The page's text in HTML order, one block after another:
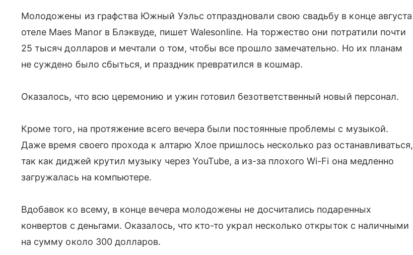
Молодожены из графства Южный Уэльс отпраздновали свою свадьбу в конце августа
отеле Maes Manor в Блэквуде, пишет Walesonline. На торжество они потратили почти
25 тысяч долларов и мечтали о том, чтобы все прошло замечательно. Но их планам
не суждено было сбыться, и праздник превратился в кошмар.
Оказалось, что всю церемонию и ужин готовил безответственный новый персонал.
Кроме того, на протяжение всего вечера были постоянные проблемы с музыкой.
Даже время своего прохода к алтарю Хлое пришлось несколько раз останавливаться,
так как диджей крутил музыку через YouTube, а из-за плохого Wi-Fi она медленно
загружалась на компьютере.
Вдобавок ко всему, в конце вечера молодожены не досчитались подаренных
конвертов с деньгами. Оказалось, что кто-то украл несколько открыток с наличными
на сумму около 300 долларов.